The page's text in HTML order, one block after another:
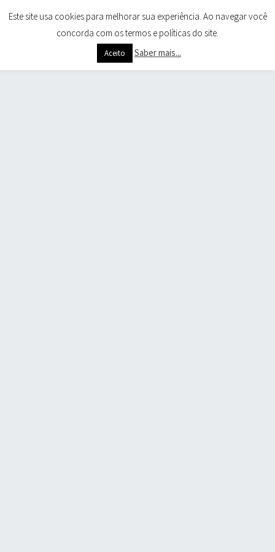
Este site usa cookies para melhorar sua experiência. Ao navegar você
concorda com os termos e políticas do site.
Aceito Saber mais...